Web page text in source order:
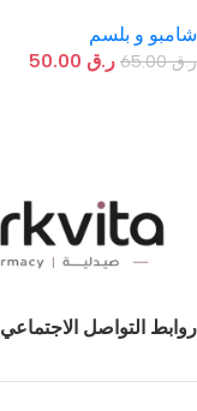
شامبو و بلسم
ر.ق65.00 ر.ق
روابط التواصل الاجتماعي